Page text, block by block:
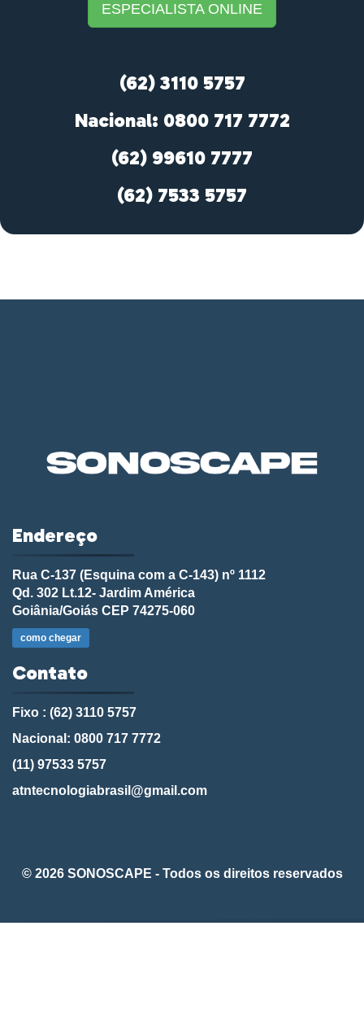
ESPECIALISTA ONLINE
(62) 3110 5757
Nacional: 0800 717 7772
(62) 99610 7777
(62) 7533 5757
Endereço
Rua C-137 (Esquina com a C-143) nº 1112
Qd. 302 Lt.12- Jardim América
Goiânia/Goiás CEP 74275-060
como chegar
Contato
Fixo : (62) 3110 5757
Nacional: 0800 717 7772
(11) 97533 5757
atntecnologiabrasil@gmail.com
© 2026 SONOSCAPE - Todos os direitos reservados